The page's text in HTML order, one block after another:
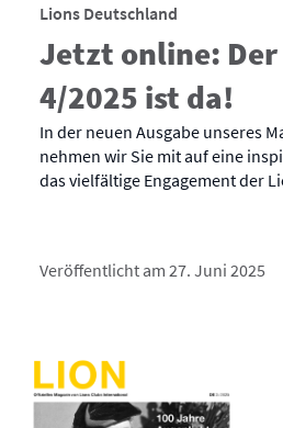
Lions Deutschland
Jetzt online: Der
4/2025 ist da!
In der neuen Ausgabe unseres
nehmen wir Sie mit auf eine
das vielfältige Engagement der
Veröffentlicht am 27. Juni 2025